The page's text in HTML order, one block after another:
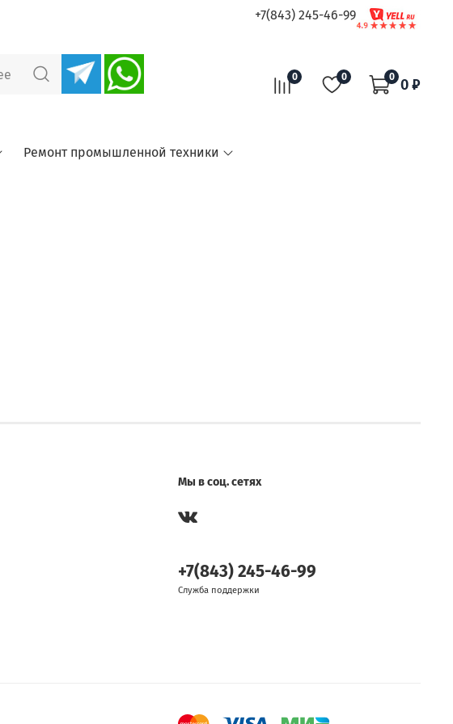
+7(843) 245-46-99
0 0 0 0 ₽
Ремонт промышленной техники
Мы в соц. сетях
+7(843) 245-46-99
Служба поддержки